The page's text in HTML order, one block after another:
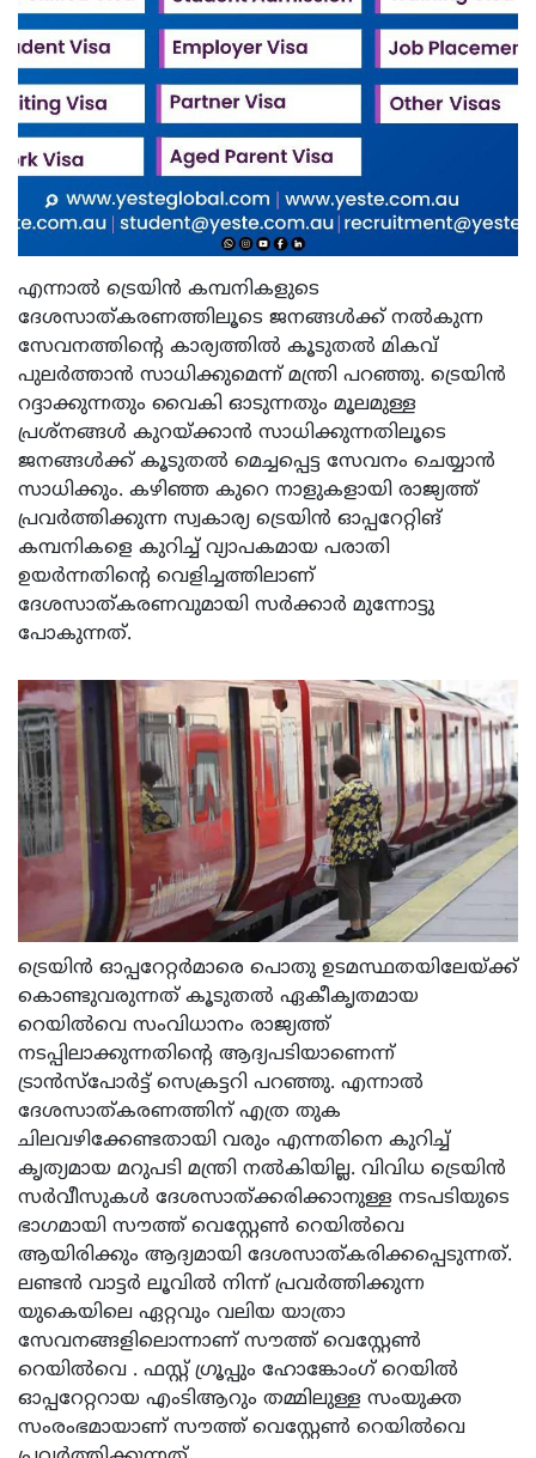
എന്നാൽ ട്രെയിൻ കമ്പനികളുടെ
ദേശസാത്കരണത്തിലൂടെ ജനങ്ങൾക്ക് നൽകുന്ന
സേവനത്തിന്റെ കാര്യത്തിൽ കൂടുതൽ മികവ്
പുലർത്താൻ സാധിക്കുമെന്ന് മന്ത്രി പറഞ്ഞു. ട്രെയിൻ
റദ്ദാക്കുന്നതും വൈകി ഓടുന്നതും മൂലമുള്ള
പ്രശ്നങ്ങൾ കുറയ്ക്കാൻ സാധിക്കുന്നതിലൂടെ
ജനങ്ങൾക്ക് കൂടുതൽ മെച്ചപ്പെട്ട സേവനം ചെയ്യാൻ
സാധിക്കും. കഴിഞ്ഞ കുറെ നാളുകളായി രാജ്യത്ത്
പ്രവർത്തിക്കുന്ന സ്വകാര്യ ട്രെയിൻ ഓപ്പറേറ്റിങ്
കമ്പനികളെ കുറിച്ച് വ്യാപകമായ പരാതി
ഉയർന്നതിൻ്റെ വെളിച്ചത്തിലാണ്
ദേശസാത്കരണവുമായി സർക്കാർ മുന്നോട്ടു
പോകുന്നത്.
ട്രെയിൻ ഓപ്പറേറ്റർമാരെ പൊതു ഉടമസ്ഥതയിലേയ്ക്ക്
കൊണ്ടുവരുന്നത് കൂടുതൽ ഏകീകൃതമായ
റെയിൽവെ സംവിധാനം രാജ്യത്ത്
നടപ്പിലാക്കുന്നതിൻ്റെ ആദ്യപടിയാണെന്ന്
ട്രാൻസ്പോർട്ട് സെക്രട്ടറി പറഞ്ഞു. എന്നാൽ
ദേശസാത്കരണത്തിന് എത്ര തുക
ചിലവഴിക്കേണ്ടതായി വരും എന്നതിനെ കുറിച്ച്
കൃത്യമായ മറുപടി മന്ത്രി നൽകിയില്ല. വിവിധ ട്രെയിൻ
സർവീസുകൾ ദേശസാത്ക്കരിക്കാനുള്ള നടപടിയുടെ
ഭാഗമായി സൗത്ത് വെസ്റ്റേൺ റെയിൽവെ
ആയിരിക്കും ആദ്യമായി ദേശസാത്കരിക്കപ്പെടുന്നത്.
ലണ്ടൻ വാട്ടർ ലൂവിൽ നിന്ന് പ്രവർത്തിക്കുന്ന
യുകെയിലെ ഏറ്റവും വലിയ യാത്രാ
സേവനങ്ങളിലൊന്നാണ് സൗത്ത് വെസ്റ്റേൺ
റെയിൽവെ . ഫസ്റ്റ് ഗ്രൂപ്പും ഹോങ്കോംഗ് റെയിൽ
ഓപ്പറേറ്ററായ എംടിആറും തമ്മിലുള്ള സംയുക്ത
സംരംഭമായാണ് സൗത്ത് വെസ്റ്റേൺ റെയിൽവെ